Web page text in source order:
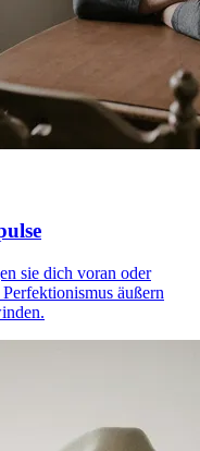
sie dich voran oder
äußern